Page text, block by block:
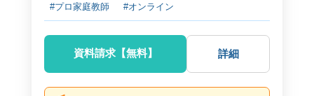
#プロ家庭教師
#オンライン
資料請求【無料】 詳細